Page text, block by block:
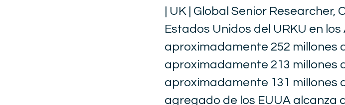
| UK | Global Senior Researcher,
Estados Unidos del URKU en los
aproximadamente 252 millones
aproximadamente 213 millones
aproximadamente 131 millones
agregado de los EUUA alcanza